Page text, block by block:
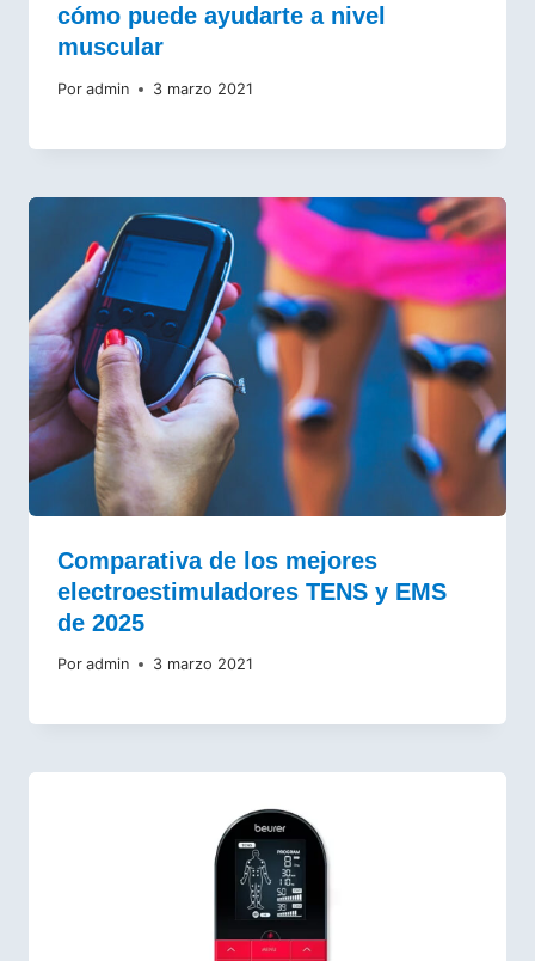
cómo puede ayudarte a nivel
muscular
Por admin 3 marzo 2021
Comparativa de los mejores
electroestimuladores TENS y EMS
de 2025
Por admin 3 marzo 2021